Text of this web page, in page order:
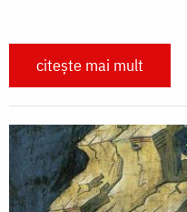
citește mai mult